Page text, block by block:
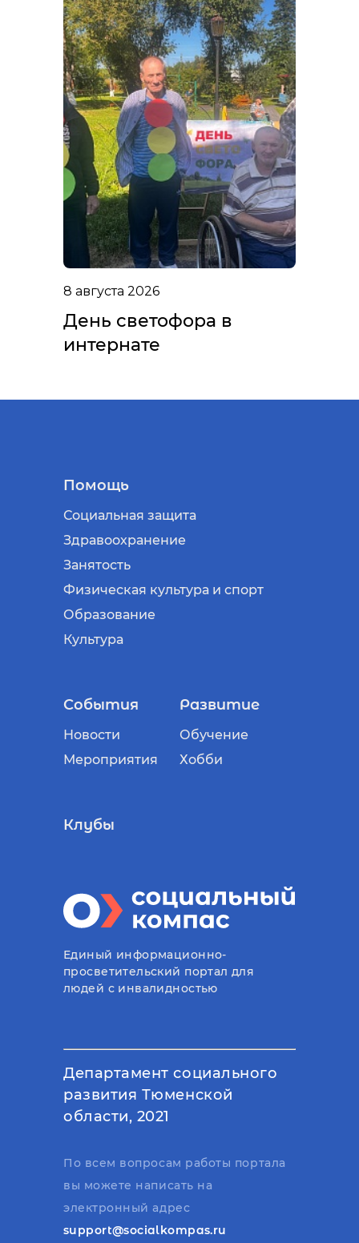
8 августа 2026
День светофора в
интернате
Помощь
Социальная защита
Здравоохранение
Занятость
Физическая культура и спорт
Образование
Культура
События
Новости
Мероприятия
Развитие
Обучение
Хобби
Клубы
Единый информационно-
просветительский портал для
людей с инвалидностью
Департамент социального
развития Тюменской
области, 2021
По всем вопросам работы портала
вы можете написать на
электронный адрес
support@socialkompas.ru